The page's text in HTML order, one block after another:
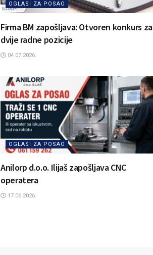
OGLASI ZA POSAO
Firma BM zapošljava: Otvoren konkurs za
dvije radne pozicije
04.07.2026.
OGLASI ZA POSAO
Anilorp d.o.o. Ilijaš zapošljava CNC
operatera
17.06.2026.